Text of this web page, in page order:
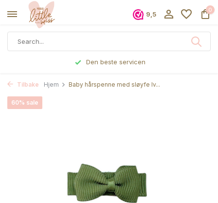
9,5
0
Bestilte før kl 17, sendes samme dag
Tilbake Hjem Baby hårspenne med sløyfe Iv...
60% sale